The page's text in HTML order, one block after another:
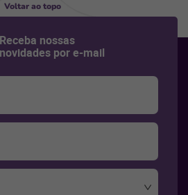
Voltar ao topo
Receba nossas
novidades por e-mail